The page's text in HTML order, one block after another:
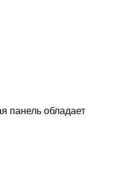
панель обладает